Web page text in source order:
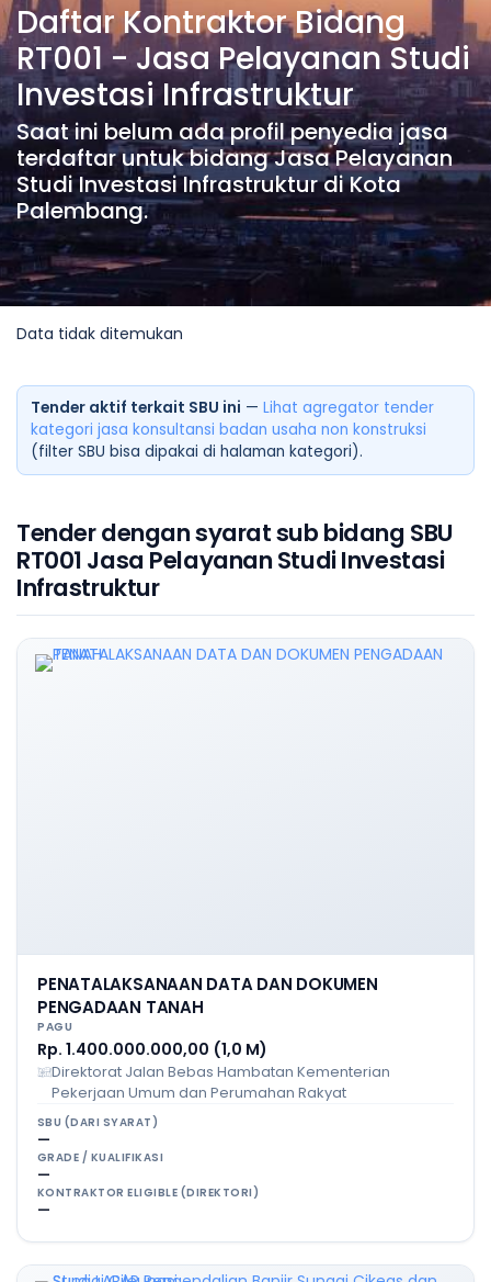
Daftar Kontraktor Bidang
RT001 - Jasa Pelayanan Studi
Investasi Infrastruktur
Saat ini belum ada profil penyedia jasa
terdaftar untuk bidang Jasa Pelayanan
Studi Investasi Infrastruktur di Kota
Palembang.
Data tidak ditemukan
Tender aktif terkait SBU ini — Lihat agregator tender
kategori jasa konsultansi badan usaha non konstruksi
(filter SBU bisa dipakai di halaman kategori).
Tender dengan syarat sub bidang SBU
RT001 Jasa Pelayanan Studi Investasi
Infrastruktur
PENATALAKSANAAN DATA DAN DOKUMEN
PENGADAAN TANAH
PAGU
Rp. 1.400.000.000,00 (1,0 M)
Direktorat Jalan Bebas Hambatan Kementerian
Pekerjaan Umum dan Perumahan Rakyat
SBU (DARI SYARAT)
—
GRADE / KUALIFIKASI
—
KONTRAKTOR ELIGIBLE (DIREKTORI)
—